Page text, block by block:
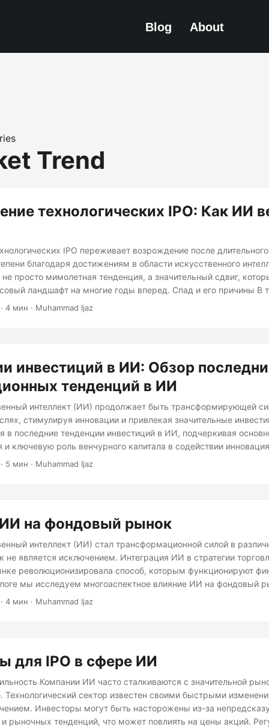
Blog About
Trend
технологических IPO: Как ИИ
IPO переживает возрождение после
благодаря достижениям в области искусственного
просто мимолетная тенденция, а значительный сдвиг,
ландшафт на многие годы вперед. Спад и его причины В
рынок технологических IPO был относительно
4 мин · Muhammad Ijaz
инвестиций в ИИ: Обзор
тенденций в ИИ
интеллект (ИИ) продолжает быть трансформирующей
стимулируя инновации и привлекая значительные
в последние тенденции инвестиций в ИИ, подчеркивая
и ключевую роль венчурного капитала в содействии
в ИИ Сектор ИИ стал свидетелем беспрецедентного роста
5 мин · Muhammad Ijaz
на фондовый рынок
интеллект (ИИ) стал трансформационной силой в
является исключением. Интеграция ИИ в стратегии
революционизировала способ, которым функционируют
мы исследуем многоаспектное влияние ИИ на фондовый
до улучшения управления рисками. Повышенная
4 мин · Muhammad Ijaz
для IPO в сфере ИИ
Компании ИИ часто сталкиваются с значительной
Технологический сектор известен своими быстрыми
Инвесторы могут быть насторожены из-за
рыночных тенденций, что может повлиять на цены акций.